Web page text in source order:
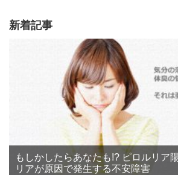
新着記事
もしかしたらあなたも!? ピロルリア
リアが原因で発生する不安障害